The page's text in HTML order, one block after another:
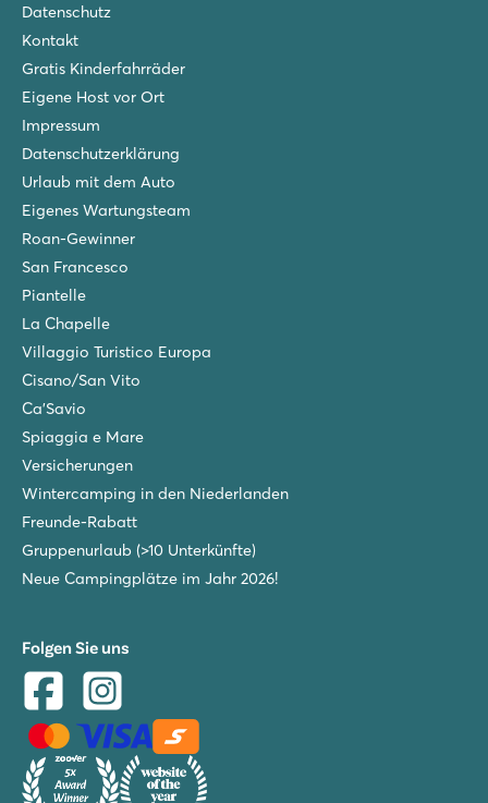
Datenschutz
Kontakt
Gratis Kinderfahrräder
Eigene Host vor Ort
Impressum
Datenschutzerklärung
Urlaub mit dem Auto
Eigenes Wartungsteam
Roan-Gewinner
San Francesco
Piantelle
La Chapelle
Villaggio Turistico Europa
Cisano/San Vito
Ca'Savio
Spiaggia e Mare
Versicherungen
Wintercamping in den Niederlanden
Freunde-Rabatt
Gruppenurlaub (>10 Unterkünfte)
Neue Campingplätze im Jahr 2026!
Folgen Sie uns